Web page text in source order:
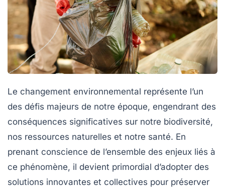
Le changement environnemental représente l’un
des défis majeurs de notre époque, engendrant des
conséquences significatives sur notre biodiversité,
nos ressources naturelles et notre santé. En
prenant conscience de l’ensemble des enjeux liés à
ce phénomène, il devient primordial d’adopter des
solutions innovantes et collectives pour préserver